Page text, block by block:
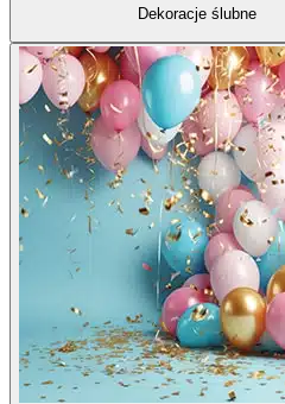
Dekoracje ślubne